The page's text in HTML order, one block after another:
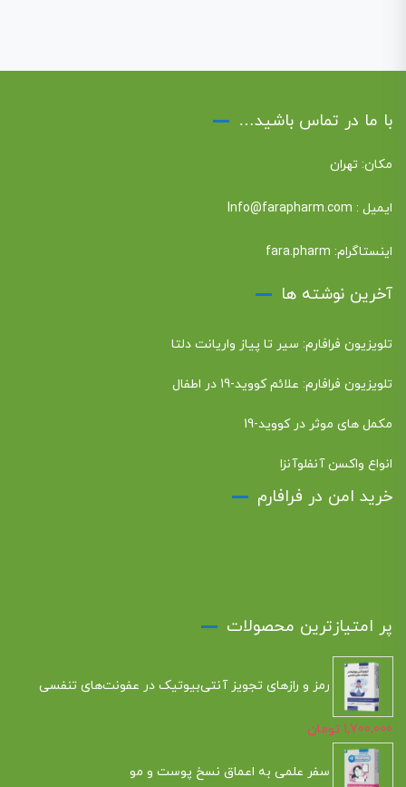
با ما در تماس باشید…
مکان: تهران
ایمیل : Info@farapharm.com
اینستاگرام: fara.pharm
آخرین نوشته ها
تلویزیون فرافارم: سیر تا پیاز واریانت دلتا
تلویزیون فرافارم: علائم کووید-19 در اطفال
مکمل های موثر در کووید-19
انواع واکسن آنفلوآنزا
خرید امن در فرافارم
پر امتیازترین محصولات
رمز و رازهای تجویز آنتی‌بیوتیک در عفونت‌های تنفسی
1,700,000 تومان
سفر علمی به اعماق نسخ پوست و مو